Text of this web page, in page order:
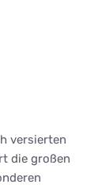
versierten
die großen